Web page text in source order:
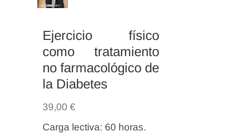
Ejercicio físico
como tratamiento
no farmacológico de
la Diabetes
39,00 €
Carga lectiva: 60 horas.